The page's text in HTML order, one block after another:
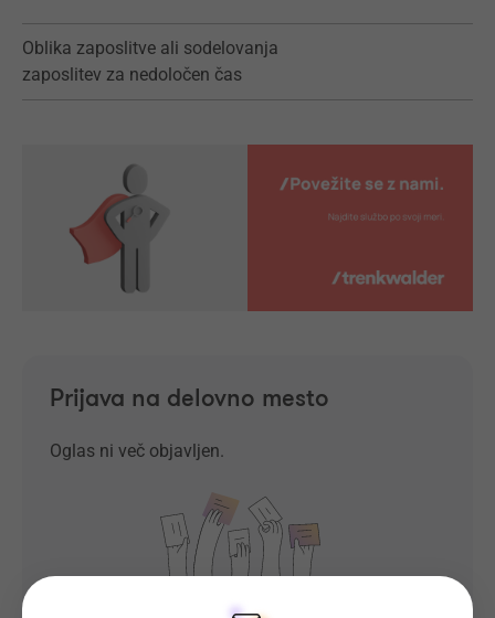
Oblika zaposlitve ali sodelovanja
zaposlitev za nedoločen čas
Prijava na delovno mesto
Oglas ni več objavljen.